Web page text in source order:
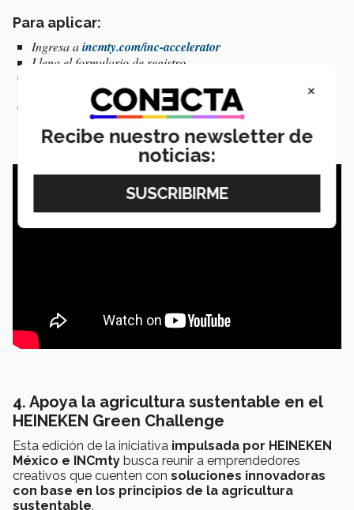
Para aplicar:
Ingresa aincmty.com/inc-accelerator
Llena el formulario de registro
poder participar)
Mantente al pendiente de tu correo donde recibirás los
resultados del proceso de selección
4. Apoya la agricultura sustentable en el
HEINEKEN Green Challenge
Esta edición de la iniciativa impulsada por HEINEKEN
México e INCmty busca reunir a emprendedores
creativos que cuenten con soluciones innovadoras
con base en los principios de la agricultura
sustentable.
×
Recibe nuestro newsletter de
noticias: